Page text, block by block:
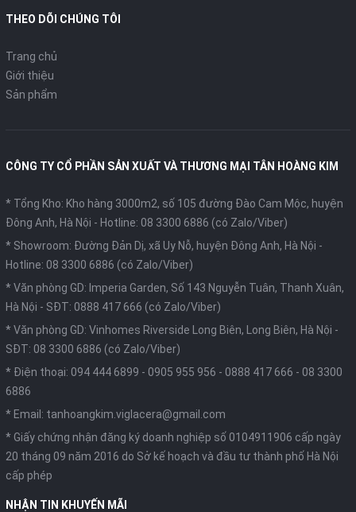
THEO DÕI CHÚNG TÔI
Trang chủ
Giới thiệu
Sản phẩm
CÔNG TY CỔ PHẦN SẢN XUẤT VÀ THƯƠNG MẠI TÂN HOÀNG KIM
* Tổng Kho: Kho hàng 3000m2, số 105 đường Đào Cam Mộc, huyện
Đông Anh, Hà Nội - Hotline: 08 3300 6886 (có Zalo/Viber)
* Showroom: Đường Đản Dị, xã Uy Nỗ, huyện Đông Anh, Hà Nội -
Hotline: 08 3300 6886 (có Zalo/Viber)
* Văn phòng GD: Imperia Garden, Số 143 Nguyễn Tuân, Thanh Xuân,
Hà Nội - SĐT: 0888 417 666 (có Zalo/Viber)
* Văn phòng GD: Vinhomes Riverside Long Biên, Long Biên, Hà Nội -
SĐT: 08 3300 6886 (có Zalo/Viber)
* Điện thoại: 094 444 6899 - 0905 955 956 - 0888 417 666 - 08 3300
6886
* Email: tanhoangkim.viglacera@gmail.com
* Giấy chứng nhận đăng ký doanh nghiệp số 0104911906 cấp ngày
20 tháng 09 năm 2016 do Sở kế hoạch và đầu tư thành phố Hà Nội
cấp phép
NHẬN TIN KHUYẾN MÃI